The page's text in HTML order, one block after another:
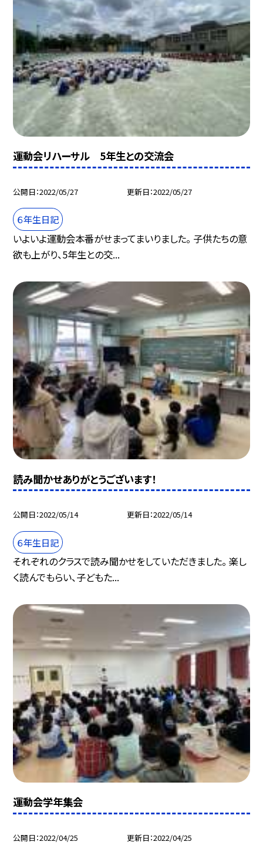
運動会リハーサル 5年生との交流会
公開日 2022/05/27 更新日 2022/05/27
６年生日記
いよいよ運動会本番がせまってまいりました。 子供たちの意
欲も上がり、5年生との交...
読み聞かせありがとうございます！
公開日 2022/05/14 更新日 2022/05/14
６年生日記
それぞれのクラスで読み聞かせをしていただきました。 楽し
く読んでもらい、子どもた...
運動会学年集会
公開日 2022/04/25 更新日 2022/04/25